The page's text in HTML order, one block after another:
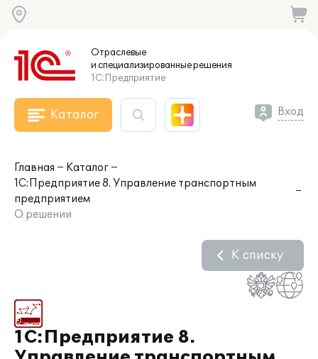
Отраслевые
и специализированныерешения
1С:Предприятие
Каталог Вход
Главная
Каталог
1С:Предприятие 8. Управление транспортным
предприятием
О решении
1С:Предприятие 8.
К списку